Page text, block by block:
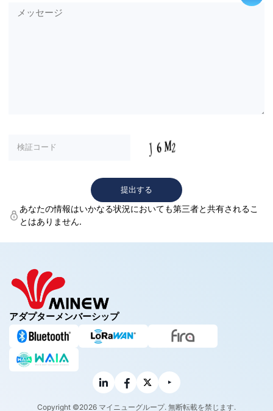
あなたの情報はいかなる状況においても第三者と共有されるこ
とはありません.
アダプターメンバーシップ
Copyright ©2026 マイニューグループ. 無断転載を禁じます.